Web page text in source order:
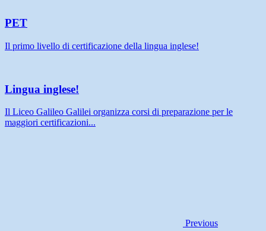
PET
Il primo livello di certificazione della lingua inglese!
Lingua inglese!
Il Liceo Galileo Galilei organizza corsi di preparazione per le
maggiori certificazioni...
Previous